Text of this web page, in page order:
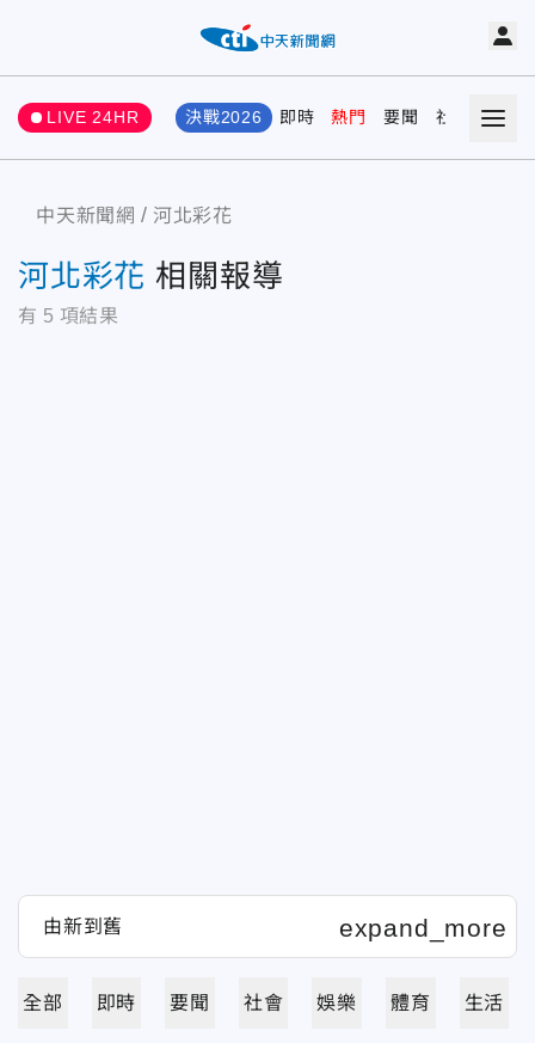
LIVE 24HR 決戰2026 即時 熱門 要聞 社會 娛樂
中天新聞網 河北彩花
河北彩花 相關報導
有 5 項結果
全部 即時 要聞 社會 娛樂 體育 生活